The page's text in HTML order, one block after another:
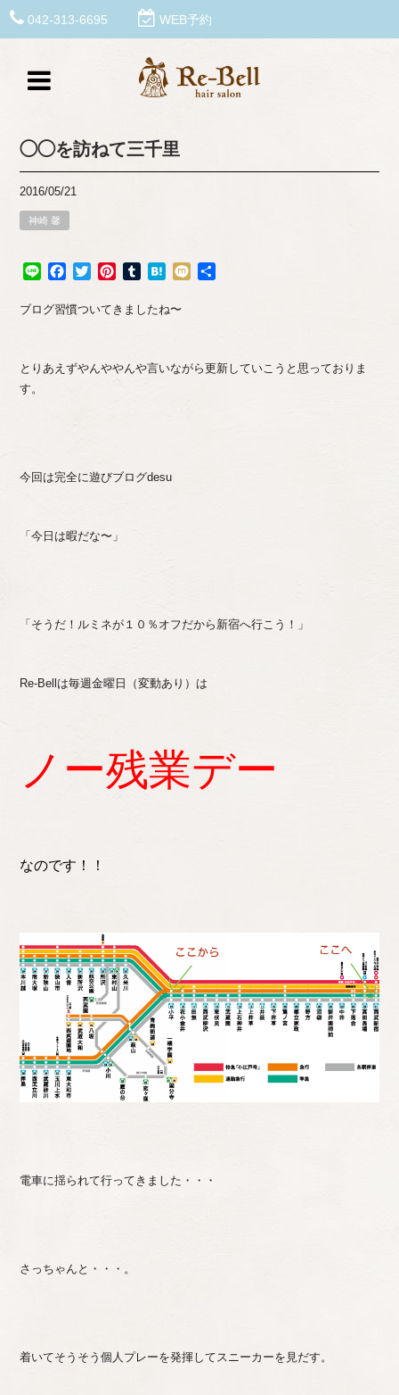
042-313-6695 WEB予約
◯◯を訪ねて三千里
2016/05/21
神崎 馨
Line Facebook
TwitterPinterestTumblrHatena
Mixi
ブログ習慣ついてきましたね〜
とりあえずやんややんや言いながら更新していこうと思っておりま
す。
今回は完全に遊びブログdesu
「今日は暇だな〜」
「そうだ！ルミネが１０％オフだから新宿へ行こう！」
Re-Bellは毎週金曜日（変動あり）は
ノー残業デー
なのです！！
電車に揺られて行ってきました・・・
さっちゃんと・・・。
着いてそうそう個人プレーを発揮してスニーカーを見だす。